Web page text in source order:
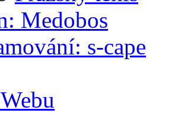
Medobos
s-cape